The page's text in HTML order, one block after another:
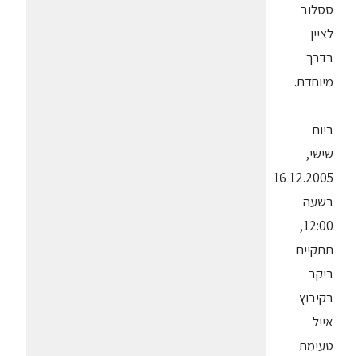
ססלוב
לציין
בדרך
מיוחדת.
ביום
שישי,
16.12.2005
בשעה
12:00,
תתקיים
ביקב
בקיבוץ
אייל
טעימת